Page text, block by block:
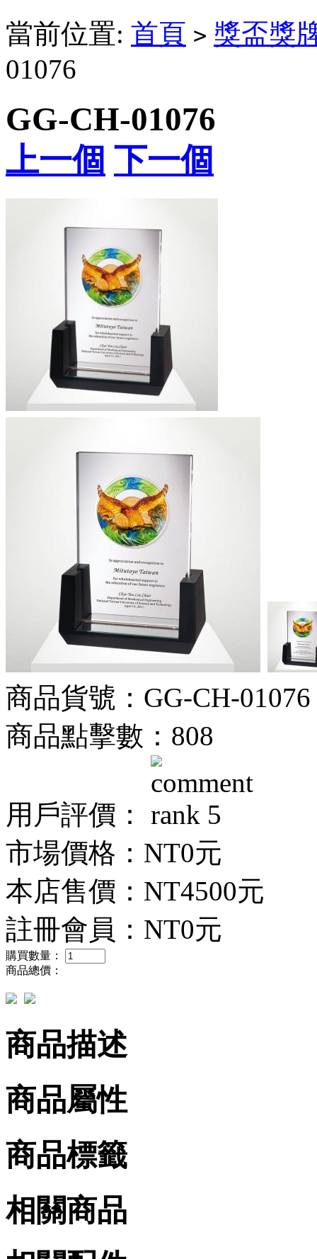
當前位置: 首頁 > 獎盃獎
01076
GG-CH-01076
上一個 下一個
商品貨號：GG-CH-01076
商品點擊數：808
用戶評價：
市場價格： NT0元
本店售價： NT4500元
註冊會員： NT0元
購買數量：
商品總價：
商品描述
商品屬性
商品標籤
相關商品